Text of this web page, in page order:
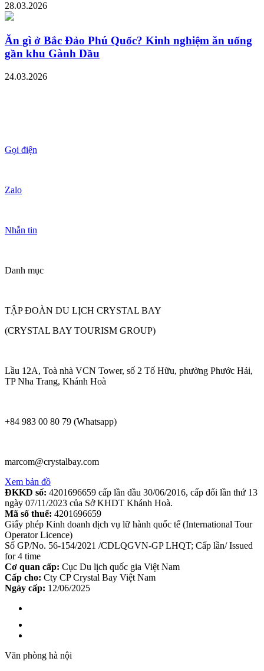
28.03.2026
Ăn gì ở Bắc Đảo Phú Quốc? Kinh nghiệm ăn uống
gần khu Gành Dầu
24.03.2026
Gọi điện
Zalo
Nhắn tin
Danh mục
TẬP ĐOÀN DU LỊCH CRYSTAL BAY
(CRYSTAL BAY TOURISM GROUP)
Lầu 12A, Toà nhà VCN Tower, số 2 Tố Hữu, phường Phước Hải,
TP Nha Trang, Khánh Hoà
+84 983 00 80 79 (Whatsapp)
marcom@crystalbay.com
Xem bản đồ
ĐKKD số: 4201696659 cấp lần đầu 30/06/2016, cấp đổi lần thứ 13
ngày 07/11/2023 của Sở KHDT Khánh Hoà.
Mã số thuế: 4201696659
Giấy phép Kinh doanh dịch vụ lữ hành quốc tế (International Tour
Operator Licence)
Số GP/No. 56-154/2021 /CDLQGVN-GP LHQT; Cấp lần/ Issued
for 4 time
Cơ quan cấp: Cục Du lịch quốc gia Việt Nam
Cấp cho: Cty CP Crystal Bay Việt Nam
Ngày cấp: 12/06/2025
Văn phòng hà nội